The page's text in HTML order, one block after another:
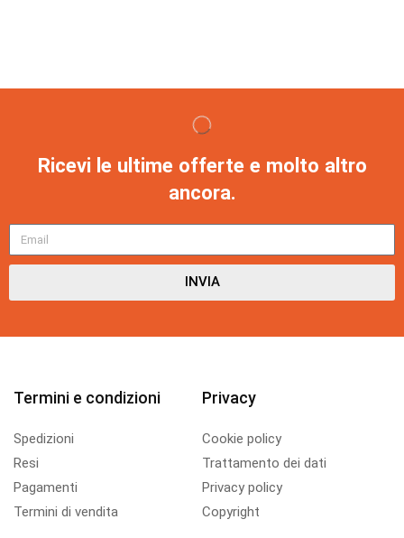
Ricevi le ultime offerte e molto altro
ancora.
INVIA
Termini e condizioni
Spedizioni
Resi
Pagamenti
Termini di vendita
Privacy
Cookie policy
Trattamento dei dati
Privacy policy
Copyright